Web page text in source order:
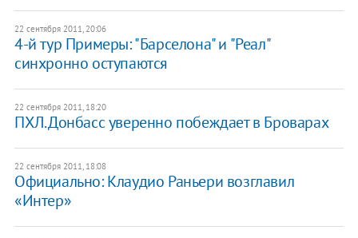
22 сентября 2011, 20:06
4-й тур Примеры: "Барселона" и "Реал"
синхронно оступаются
22 сентября 2011, 18:20
ПХЛ. Донбасс уверенно побеждает в Броварах
22 сентября 2011, 18:08
Официально: Клаудио Раньери возглавил
«Интер»